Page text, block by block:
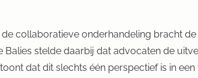
collaboratieve onderhandeling bracht
Balies stelde daarbij dat advocaten de
dat dit slechts één perspectief is in